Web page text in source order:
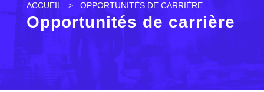
ACCUEIL > OPPORTUNITÉS DE CARRIÈRE
Opportunités de carrière